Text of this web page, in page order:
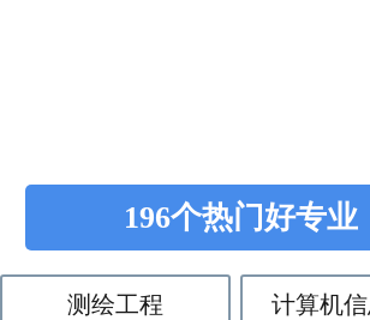
196个热门好专
测绘工程 计算机